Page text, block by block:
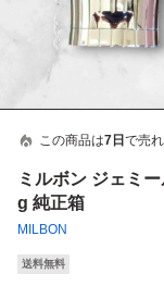
この商品は7日 で売
ミルボン ジェミ
g 純正箱
MILBON
送料無料